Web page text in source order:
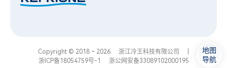
Copyright © 2018 ~ 2026 浙江冷王科技有限公司
浙ICP备18054759号-1
浙公网安备33089102000195
地图
导航